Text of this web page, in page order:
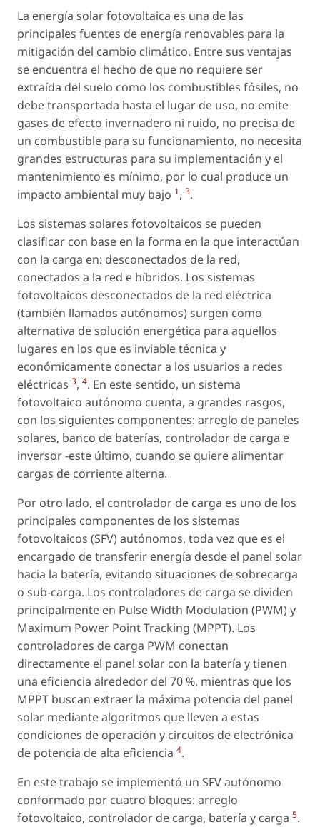
La energía solar fotovoltaica es una de las
principales fuentes de energía renovables para la
mitigación del cambio climático. Entre sus ventajas
se encuentra el hecho de que no requiere ser
extraída del suelo como los combustibles fósiles, no
debe transportada hasta el lugar de uso, no emite
gases de efecto invernadero ni ruido, no precisa de
un combustible para su funcionamiento, no necesita
grandes estructuras para su implementación y el
mantenimiento es mínimo, por lo cual produce un
impacto ambiental muy bajo 1, 3.
Los sistemas solares fotovoltaicos se pueden
clasificar con base en la forma en la que interactúan
con la carga en: desconectados de la red,
conectados a la red e híbridos. Los sistemas
fotovoltaicos desconectados de la red eléctrica
(también llamados autónomos) surgen como
alternativa de solución energética para aquellos
lugares en los que es inviable técnica y
económicamente conectar a los usuarios a redes
eléctricas 3, 4. En este sentido, un sistema
fotovoltaico autónomo cuenta, a grandes rasgos,
con los siguientes componentes: arreglo de paneles
solares, banco de baterías, controlador de carga e
inversor -este último, cuando se quiere alimentar
cargas de corriente alterna.
Por otro lado, el controlador de carga es uno de los
principales componentes de los sistemas
fotovoltaicos (SFV) autónomos, toda vez que es el
encargado de transferir energía desde el panel solar
hacia la batería, evitando situaciones de sobrecarga
o sub-carga. Los controladores de carga se dividen
principalmente en Pulse Width Modulation (PWM) y
Maximum Power Point Tracking (MPPT). Los
controladores de carga PWM conectan
directamente el panel solar con la batería y tienen
una eficiencia alrededor del 70 %, mientras que los
MPPT buscan extraer la máxima potencia del panel
solar mediante algoritmos que lleven a estas
condiciones de operación y circuitos de electrónica
de potencia de alta eficiencia 4.
En este trabajo se implementó un SFV autónomo
conformado por cuatro bloques: arreglo
fotovoltaico, controlador de carga, batería y carga 5.